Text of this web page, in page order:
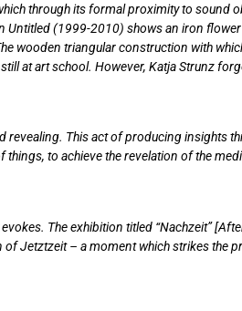
through its formal proximity to sound
Untitled (1999-2010) shows an iron
wooden triangular construction with
at art school. However, Katja Strunz
revealing. This act of producing insights
to achieve the revelation of the
The exhibition titled “Nachzeit”
Jetztzeit – a moment which strikes the